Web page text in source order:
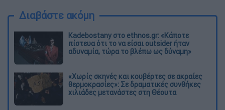
Διαβάστε ακόμη
Kadebostany στο ethnos.gr: «Κάποτε
πίστευα ότι το να είσαι outsider ήταν
αδυναμία, τώρα το βλέπω ως δύναμη»
«Χωρίς σκηνές και κουβέρτες σε ακραίες
θερμοκρασίες»: Σε δραματικές συνθήκες
χιλιάδες μετανάστες στη Θέουτα